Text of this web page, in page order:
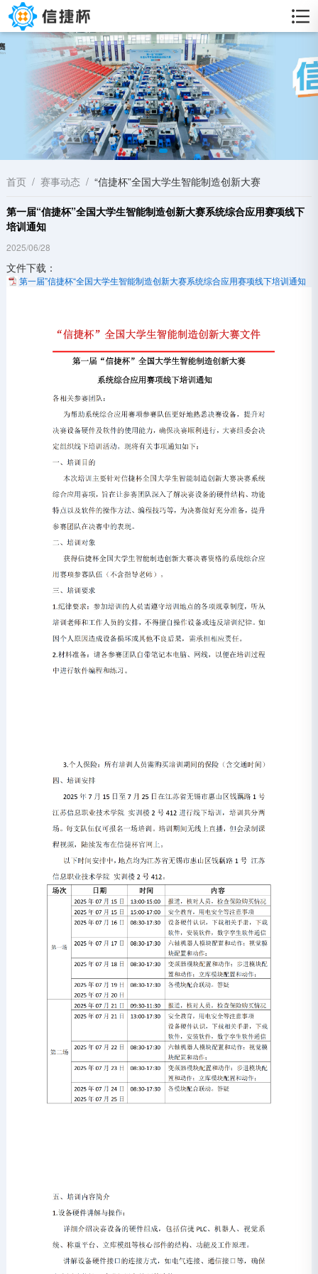
首页 / 赛事动态 / “信捷杯”全国大学生智能制造创新大赛
第一届“信捷杯”全国大学生智能制造创新大赛系统综合应用赛项线下
培训通知
2025/06/28
文件下载：
第一届”信捷杯“全国大学生智能制造创新大赛系统综合应用赛项线下培训通知